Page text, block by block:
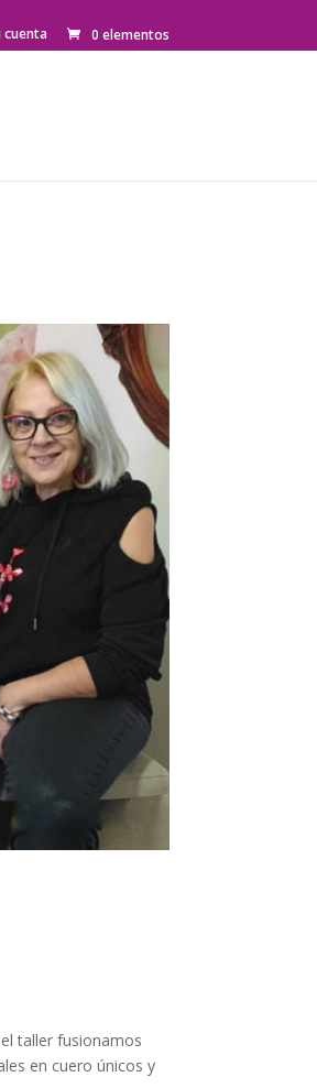
cuenta 0 elementos
taller fusionamos
en cuero únicos y